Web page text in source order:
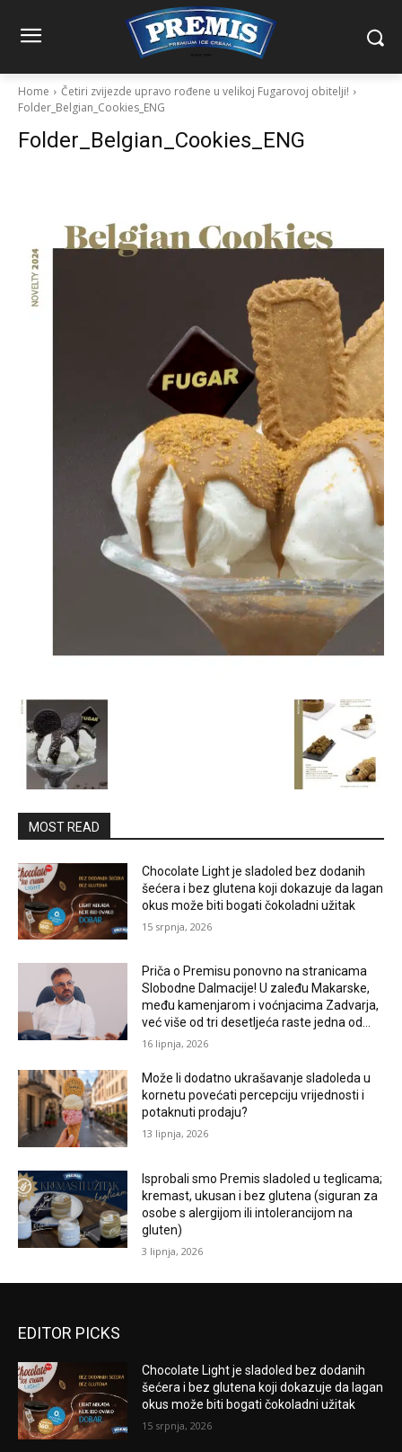
Home
Četiri zvijezde upravo rođene u velikoj Fugarovoj obitelji!
Folder_Belgian_Cookies_ENG
Folder_Belgian_Cookies_ENG
MOST READ
Chocolate Light je sladoled bez dodanih
šećera i bez glutena koji dokazuje da lagan
okus može biti bogati čokoladni užitak
15 srpnja, 2026
Priča o Premisu ponovno na stranicama
Slobodne Dalmacije! U zaleđu Makarske,
među kamenjarom i voćnjacima Zadvarja,
već više od tri desetljeća raste jedna od...
16 lipnja, 2026
Može li dodatno ukrašavanje sladoleda u
kornetu povećati percepciju vrijednosti i
potaknuti prodaju?
13 lipnja, 2026
Isprobali smo Premis sladoled u teglicama;
kremast, ukusan i bez glutena (siguran za
osobe s alergijom ili intolerancijom na
gluten)
3 lipnja, 2026
EDITOR PICKS
Chocolate Light je sladoled bez dodanih
šećera i bez glutena koji dokazuje da lagan
okus može biti bogati čokoladni užitak
15 srpnja, 2026